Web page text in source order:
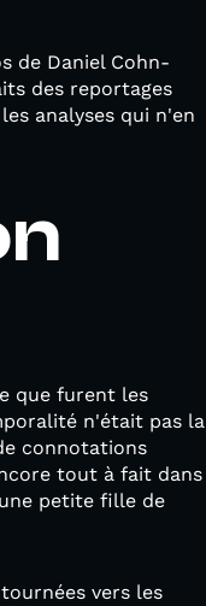
de Daniel Cohn-
des reportages
analyses qui n'en
que furent les
n'était pas la
connotations
tout à fait dans
petite fille de
vers les